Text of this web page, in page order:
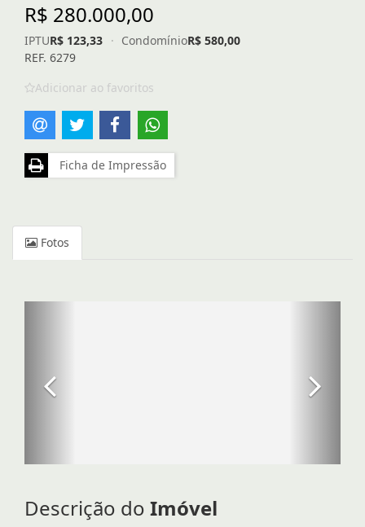
R$ 280.000,00
IPTUR$ 123,33 · CondomínioR$ 580,00
REF. 6279
Adicionar ao favoritos
Ficha de Impressão
Fotos
Descrição do Imóvel